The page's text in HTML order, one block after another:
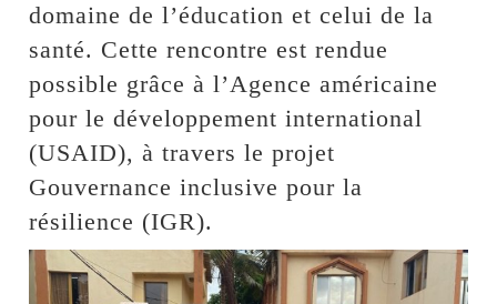
domaine de l’éducation et celui de la
santé. Cette rencontre est rendue
possible grâce à l’Agence américaine
pour le développement international
(USAID), à travers le projet
Gouvernance inclusive pour la
résilience (IGR).